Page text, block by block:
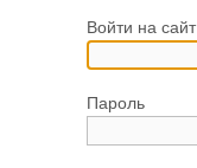
Войти на сайт
Пароль